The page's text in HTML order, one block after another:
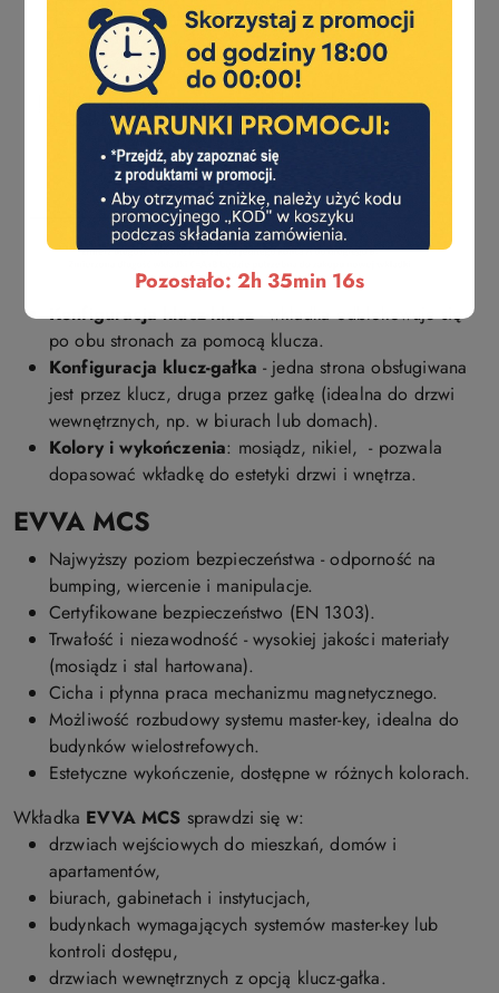
Pozostało: 2h 35min 15s
Konfiguracja klucz-klucz- wkładka odblokowuje się
po obu stronach za pomocą klucza.
Konfiguracja klucz-gałka - jedna strona obsługiwana
jest przez klucz, druga przez gałkę (idealna do drzwi
wewnętrznych, np. w biurach lub domach).
Kolory i wykończenia: mosiądz, nikiel, - pozwala
dopasować wkładkę do estetyki drzwi i wnętrza.
EVVA MCS
Najwyższy poziom bezpieczeństwa - odporność na
bumping, wiercenie i manipulacje.
Certyfikowane bezpieczeństwo (EN 1303).
Trwałość i niezawodność - wysokiej jakości materiały
(mosiądz i stal hartowana).
Cicha i płynna praca mechanizmu magnetycznego.
Możliwość rozbudowy systemu master-key, idealna do
budynków wielostrefowych.
Estetyczne wykończenie, dostępne w różnych kolorach.
Wkładka EVVA MCS sprawdzi się w:
drzwiach wejściowych do mieszkań, domów i
apartamentów,
biurach, gabinetach i instytucjach,
budynkach wymagających systemów master-key lub
kontroli dostępu,
drzwiach wewnętrznych z opcją klucz-gałka.